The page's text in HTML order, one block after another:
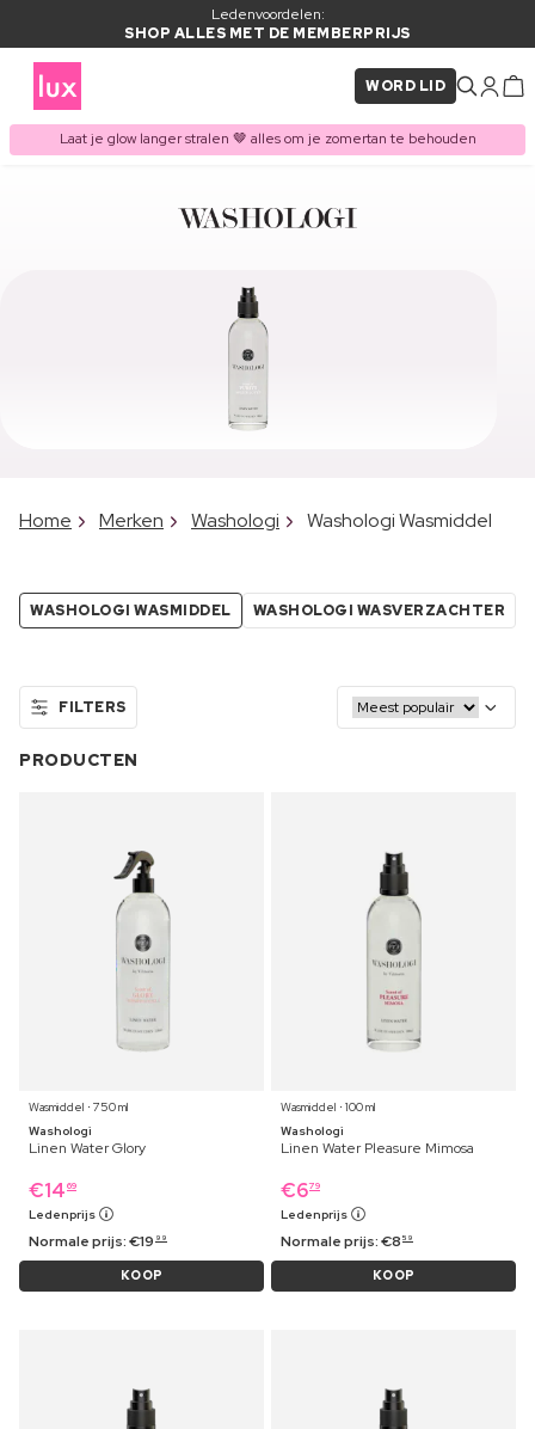
Ledenvoordelen:
SHOP ALLES MET DE MEMBERPRIJS
WORD LID
Laat je glow langer stralen 🤎 alles om je zomertan te behouden
Home Merken Washologi Washologi Wasmiddel
WASHOLOGI WASMIDDEL WASHOLOGI WASVERZACHTER
FILTERS
PRODUCTEN
Wasmiddel ⋅ 750 ml
Washologi
Linen Water Glory
€14 69
Ledenprijs
Normale prijs:€19 99
KOOP
Wasmiddel ⋅ 100 ml
Washologi
Linen Water Pleasure Mimosa
€679
Ledenprijs
Normale prijs:€8 59
KOOP